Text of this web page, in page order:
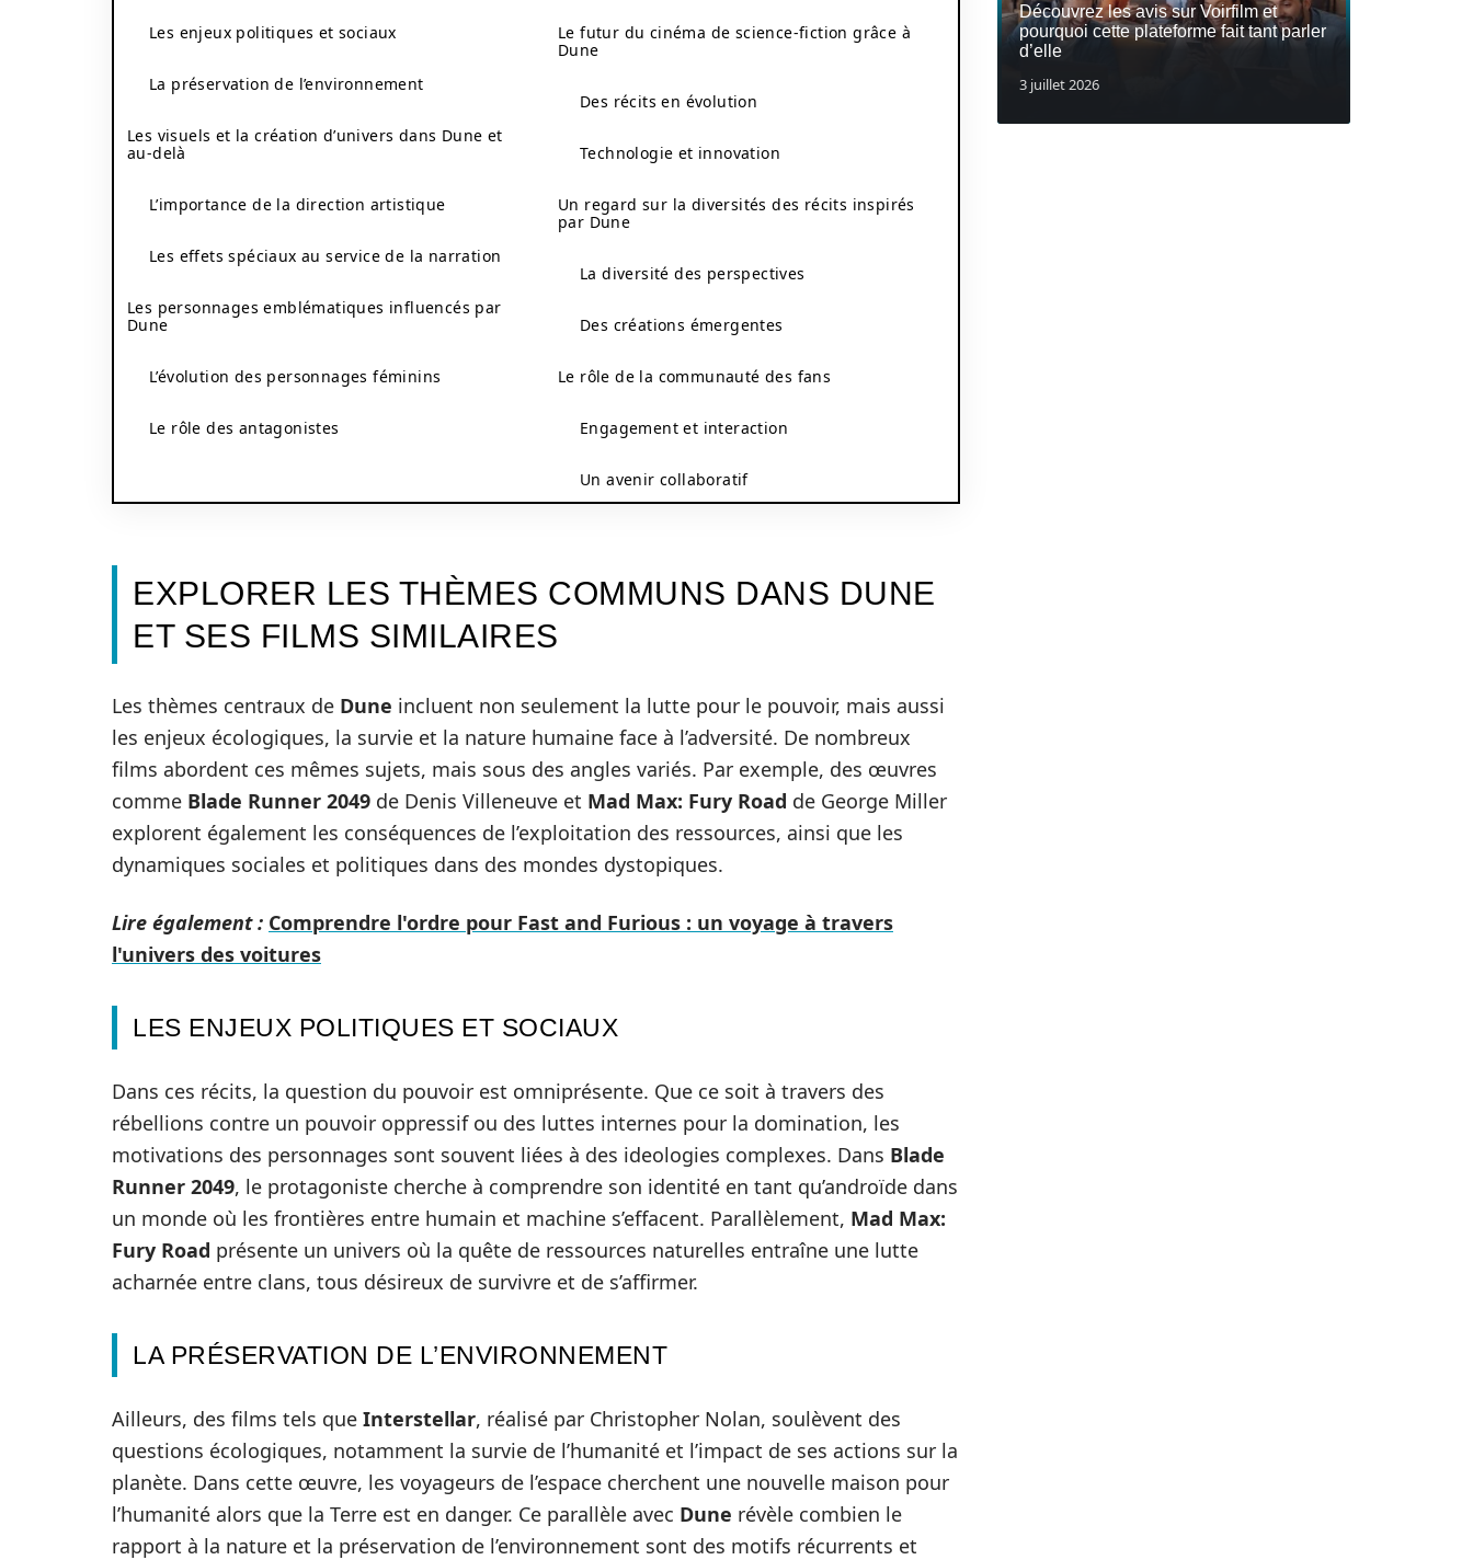
Les enjeux politiques et sociaux
La préservation de l’environnement
Les visuels et la création d’univers dans Dune et
au-delà
L’importance de la direction artistique
Les effets spéciaux au service de la narration
Les personnages emblématiques influencés par
Dune
L’évolution des personnages féminins
Le rôle des antagonistes
Le futur du cinéma de science-fiction grâce à
Dune
Des récits en évolution
Technologie et innovation
Un regard sur la diversités des récits inspirés
par Dune
La diversité des perspectives
Des créations émergentes
Le rôle de la communauté des fans
Engagement et interaction
Un avenir collaboratif
EXPLORER LES THÈMES COMMUNS DANS DUNE
ET SES FILMS SIMILAIRES
Les thèmes centraux de Dune incluent non seulement la lutte pour le pouvoir, mais aussi
les enjeux écologiques, la survie et la nature humaine face à l’adversité. De nombreux
films abordent ces mêmes sujets, mais sous des angles variés. Par exemple, des œuvres
comme Blade Runner 2049 de Denis Villeneuve et Mad Max: Fury Road de George Miller
explorent également les conséquences de l’exploitation des ressources, ainsi que les
dynamiques sociales et politiques dans des mondes dystopiques.
Lire également : Comprendre l'ordre pour Fast and Furious : un voyage à travers
l'univers des voitures
LES ENJEUX POLITIQUES ET SOCIAUX
Dans ces récits, la question du pouvoir est omniprésente. Que ce soit à travers des
rébellions contre un pouvoir oppressif ou des luttes internes pour la domination, les
motivations des personnages sont souvent liées à des ideologies complexes. Dans Blade
Runner 2049, le protagoniste cherche à comprendre son identité en tant qu’androïde dans
un monde où les frontières entre humain et machine s’effacent. Parallèlement, Mad Max:
Fury Road présente un univers où la quête de ressources naturelles entraîne une lutte
acharnée entre clans, tous désireux de survivre et de s’affirmer.
LA PRÉSERVATION DE L’ENVIRONNEMENT
Ailleurs, des films tels que Interstellar, réalisé par Christopher Nolan, soulèvent des
questions écologiques, notamment la survie de l’humanité et l’impact de ses actions sur la
planète. Dans cette œuvre, les voyageurs de l’espace cherchent une nouvelle maison pour
l’humanité alors que la Terre est en danger. Ce parallèle avec Dune révèle combien le
rapport à la nature et la préservation de l’environnement sont des motifs récurrents et
Découvrez les avis sur Voirfilm et
pourquoi cette plateforme fait tant parler
d’elle
3 juillet 2026